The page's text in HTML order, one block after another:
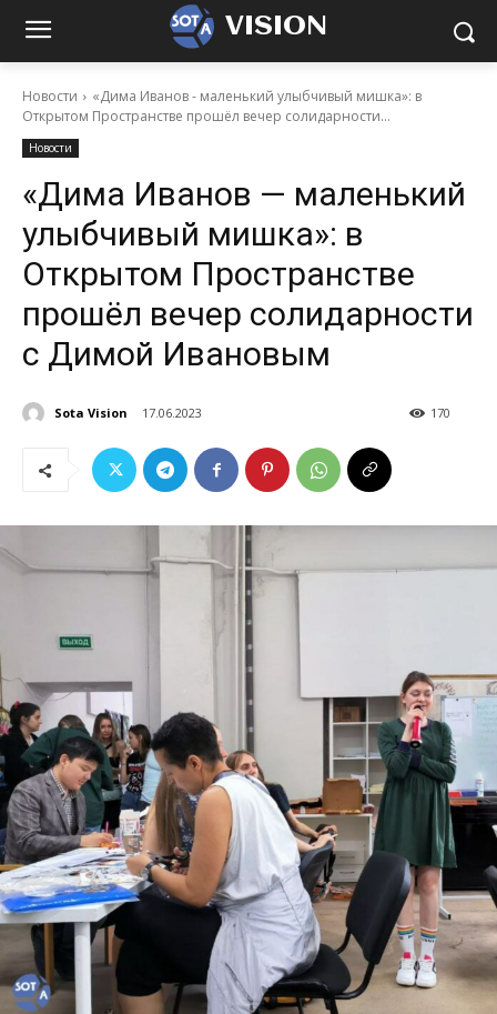
VISION
Новости
«Дима Иванов - маленький улыбчивый мишка»: в
Открытом Пространстве прошёл вечер солидарности...
Новости
«Дима Иванов — маленький
улыбчивый мишка»: в
Открытом Пространстве
прошёл вечер солидарности
с Димой Ивановым
Sota Vision 17.06.2023 170